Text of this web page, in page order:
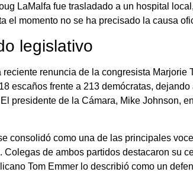
LaMalfa fue trasladado a un hospital
el momento no se ha precisado la causa
legislativo
renuncia de la congresista Marjorie
escaños frente a 213 demócratas,
presidente de la Cámara, Mike Johnson,
consolidó como una de las principales
de ambos partidos destacaron su
Tom Emmer lo describió como un